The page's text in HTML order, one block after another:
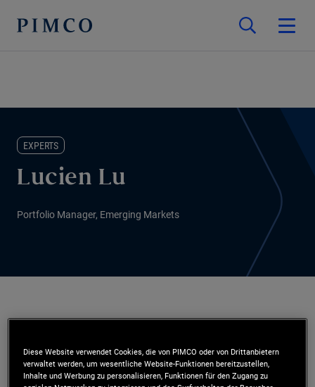
EXPERTS
Lucien Lu
Portfolio Manager, Emerging Markets
manager in the Singapore office, focusing on
Diese Website verwendet Cookies, die von PIMCO oder von Drittanbietern
verwaltet werden, um wesentliche Website-Funktionen bereitzustellen,
Inhalte und Werbung zu personalisieren, Funktionen für den Zugang zu